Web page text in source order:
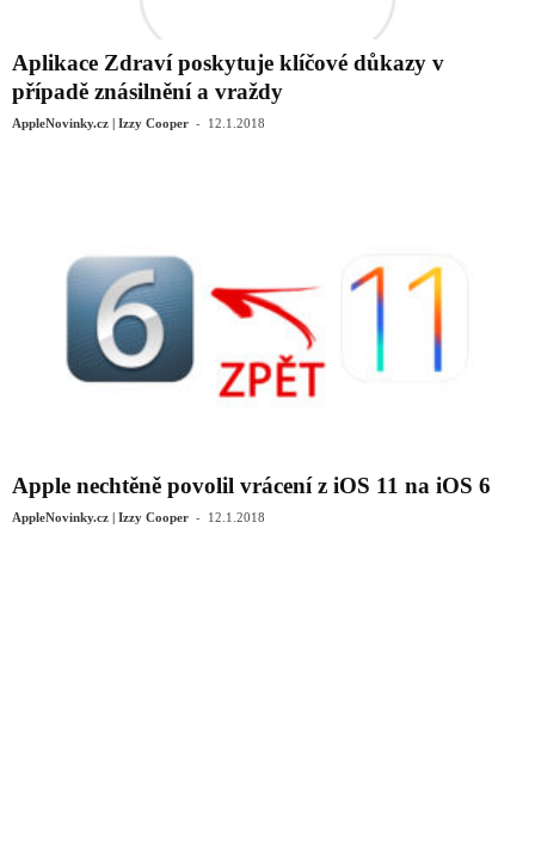
Aplikace Zdraví poskytuje klíčové důkazy v
případě znásilnění a vraždy
AppleNovinky.cz | Izzy Cooper - 12.1.2018
Apple nechtěně povolil vrácení z iOS 11 na iOS 6
AppleNovinky.cz | Izzy Cooper - 12.1.2018